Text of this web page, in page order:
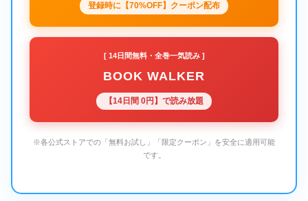
登録時に【70%OFF】クーポン配布
[ 14日間無料・全巻一気読み ]
BOOK WALKER
【14日間 0円】で読み放題
※各公式ストアでの「無料お試し」「限定クーポン」を安全に適用可能
です。